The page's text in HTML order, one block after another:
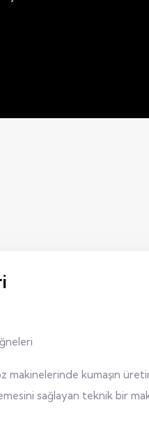
makinelerinde kumaşın
sağlayan teknik bir